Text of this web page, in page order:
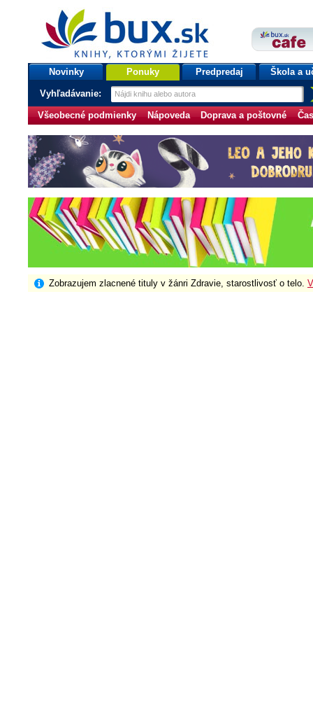
bux.sk
knihy, ktorými žijete
Úvodná stránka
Novinky Ponuky Predpredaj Škola a
Vyhľadávanie:
Všeobecné podmienky Nápoveda Doprava a poštovné
Zobrazujem zlacnené tituly v žánri Zdravie, starostlivosť o telo.